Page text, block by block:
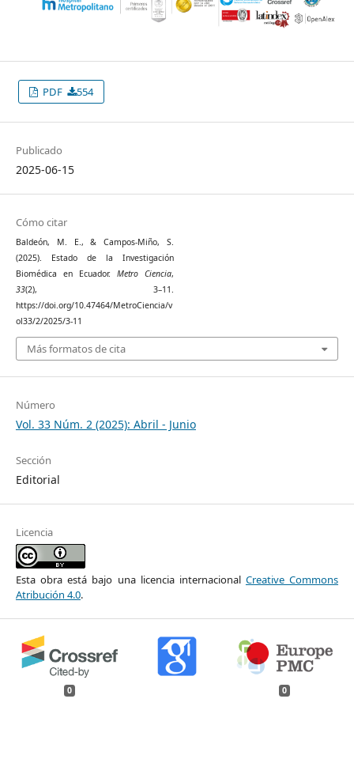
PDF 554
Publicado
2025-06-15
Cómo citar
Baldeón, M. E., & Campos-Miño, S.
(2025). Estado de la Investigación
Biomédica en Ecuador. Metro Ciencia,
33(2), 3–11.
https://doi.org/10.47464/MetroCiencia/v
ol33/2/2025/3-11
Más formatos de cita
Número
Vol. 33 Núm. 2 (2025): Abril - Junio
Sección
Editorial
Licencia
Esta obra está bajo una licencia internacional Creative Commons
Atribución 4.0.
0 0